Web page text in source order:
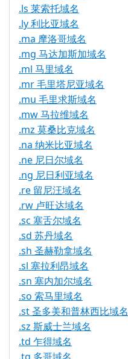
.ls 莱索托域名
.ly 利比亚域名
.ma 摩洛哥域名
.mg 马达加斯加域名
.ml 马里域名
.mr 毛里塔尼亚域名
.mu 毛里求斯域名
.mw 马拉维域名
.mz 莫桑比克域名
.na 纳米比亚域名
.ne 尼日尔域名
.ng 尼日利亚域名
.re 留尼汪域名
.rw 卢旺达域名
.sc 塞舌尔域名
.sd 苏丹域名
.sh 圣赫勒拿域名
.sl 塞拉利昂域名
.sn 塞内加尔域名
.so 索马里域名
.st 圣多美和普林西比域名
.sz 斯威士兰域名
.td 乍得域名